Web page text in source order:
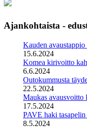
Ajankohtaista -
Kauden avaustappio
15.6.2024
Komea kirivoitto
6.6.2024
Outokummusta
22.5.2024
Maukas avausvoitto
17.5.2024
PAVE haki
8.5.2024